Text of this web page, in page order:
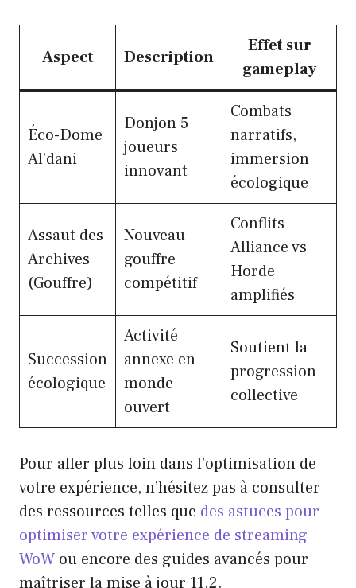
Aspect Description
Effet sur
gameplay
Éco-Dome
Al’dani
Donjon 5
joueurs
innovant
Combats
narratifs,
immersion
écologique
Assaut des
Archives
(Gouffre)
Nouveau
gouffre
compétitif
Conflits
Alliance vs
Horde
amplifiés
Succession
écologique
Activité
annexe en
monde
ouvert
Soutient la
progression
collective
Pour aller plus loin dans l’optimisation de
votre expérience, n’hésitez pas à consulter
des ressources telles que des astuces pour
optimiser votre expérience de streaming
WoW ou encore des guides avancés pour
maîtriser la mise à jour 11.2.